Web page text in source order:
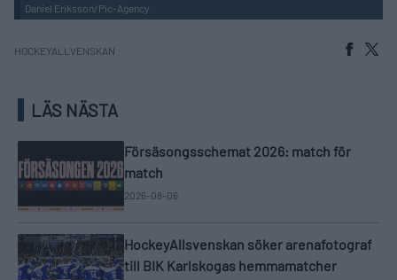
Daniel Eriksson/Pic-Agency
HOCKEYALLVENSKAN
LÄS NÄSTA
Försäsongsschemat 2026: match för
match
2026-08-06
HockeyAllsvenskan söker arenafotograf
till BIK Karlskogas hemmamatcher